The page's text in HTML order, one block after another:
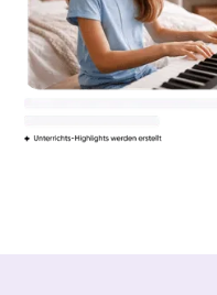
Klavier / Piano / Flügel
Camilla
Klavier / Piano / Flügel
Negin
Klavier / Piano / Flügel
Katarzyna
Klavier / Piano / Flügel